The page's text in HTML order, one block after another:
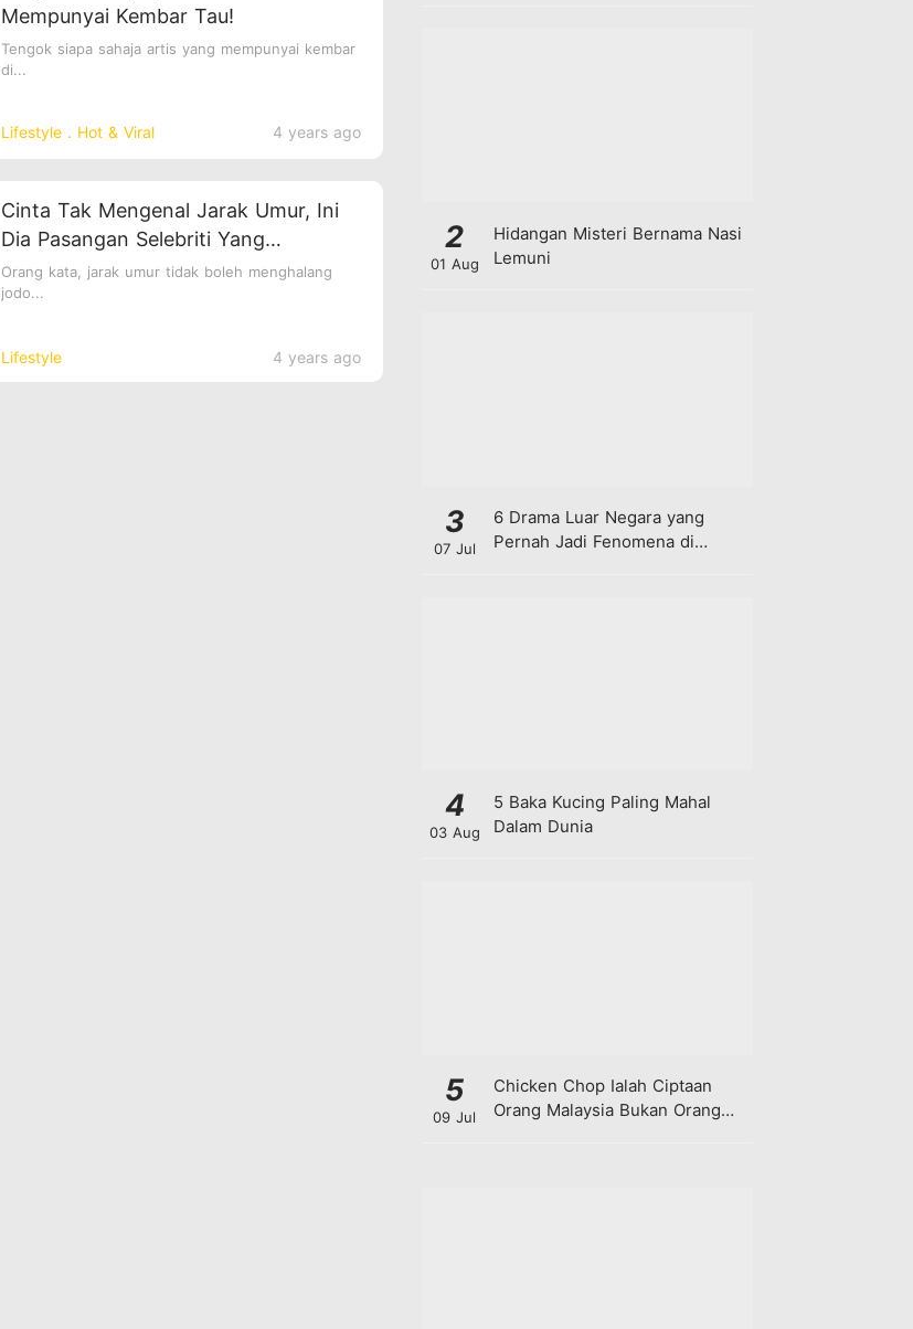
Lifestyle．Hot & Viral 4 years ago
Mempunyai Kembar Tau!
Tengok siapa sahaja artis yang mempunyai kembar
di...
Lifestyle 4 years ago
Cinta Tak Mengenal Jarak Umur, Ini
Dia Pasangan Selebriti Yang
Mempunyai Pasangan Berbeza Usia!
Orang kata, jarak umur tidak boleh menghalang
jodo...
2
01 Aug
Hidangan Misteri Bernama Nasi
Lemuni
3
07 Jul
6 Drama Luar Negara yang
Pernah Jadi Fenomena di
4
03 Aug
5 Baka Kucing Paling Mahal
Dalam Dunia
5
09 Jul
Chicken Chop Ialah Ciptaan
Orang Malaysia Bukan Orang